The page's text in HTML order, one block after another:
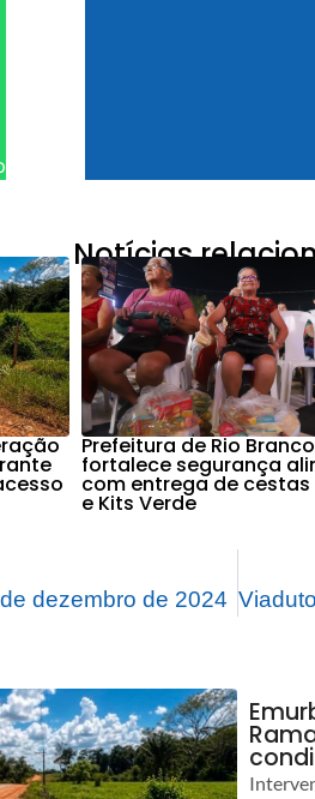
Notícias
Prefeitura de Rio Branco
fortalece segurança
com entrega de
e Kits Verde
dezembro de 2024